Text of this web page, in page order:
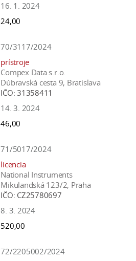
16. 1. 2024
24,00
70/3117/2024
prístroje
Compex Data s.r.o.
Dúbravská cesta 9, Bratislava
IČO: 31358411
14. 3. 2024
46,00
71/5017/2024
licencia
National Instruments
Mikulandská 123/2, Praha
IČO: CZ25780697
8. 3. 2024
520,00
72/2205002/2024